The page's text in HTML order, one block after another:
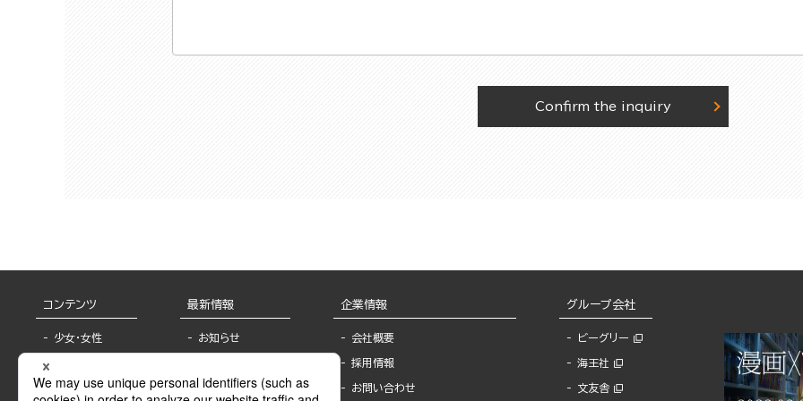
Confirm the inquiry
コンテンツ
少女・女性
BL
最新情報
お知らせ
報
企業情報
会社概要
採用情報
お問い合わせ
グループ会社
ビーグリー
海王社
文友舎